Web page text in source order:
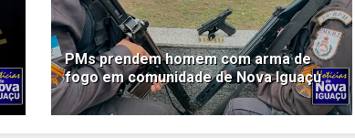
PMs prendem homem com arma de
fogo em comunidade de Nova Iguaçu